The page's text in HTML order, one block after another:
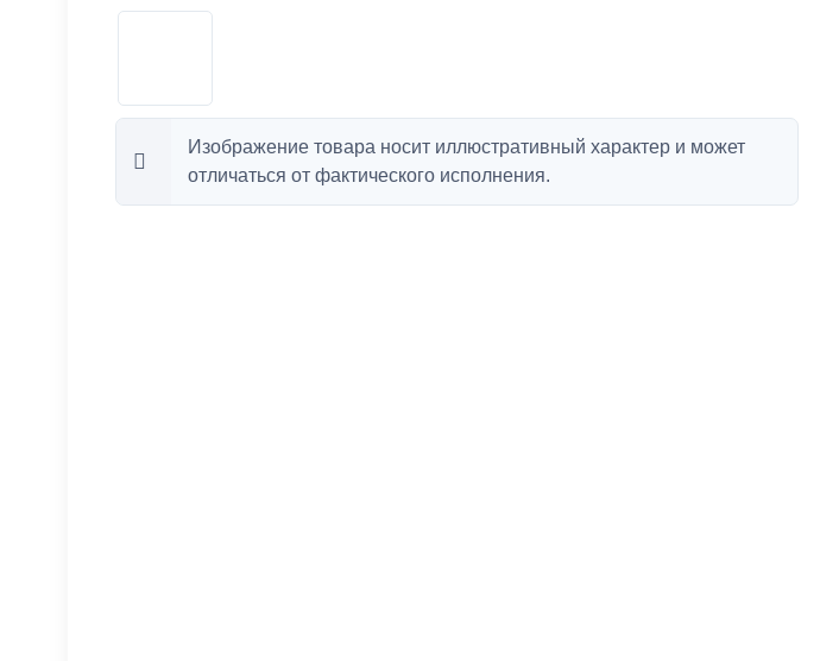
Изображение товара носит иллюстративный характер и может
отличаться от фактического исполнения.